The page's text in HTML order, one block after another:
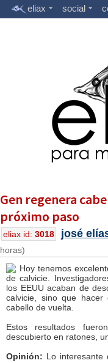
eliax social
Gen regenera
próximo paso
eliax id: 3018 josé
horas)
Hoy tenemos
de calvicie.
los EEUU acaban de
calvicie, sino que hacer
cabello de vuelta.
Estos resultados
descubierto en ratones,
Opinión: Lo interesante